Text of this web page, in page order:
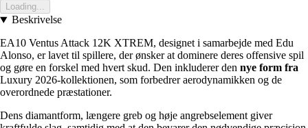
Loading...
Beskrivelse
EA10 Ventus Attack 12K XTREM, designet i samarbejde med Edu
Alonso, er lavet til spillere, der ønsker at dominere deres offensive spil
og gøre en forskel med hvert skud. Den inkluderer den nye form fra
Luxury 2026-kollektionen, som forbedrer aerodynamikken og de
overordnede præstationer.
Dens diamantform, længere greb og høje angrebselement giver